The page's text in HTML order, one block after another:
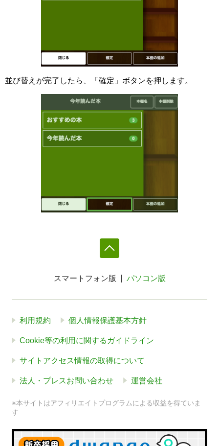
並び替えが完了したら、「確定」ボタンを押します。
スマートフォン版 パソコン版
利用規約 個人情報保護基本方針
Cookie等の利用に関するガイドライン
サイトアクセス情報の取得について
法人・プレスお問い合わせ 運営会社
※本サイトはアフィリエイトプログラムによる収益を得ていま
す